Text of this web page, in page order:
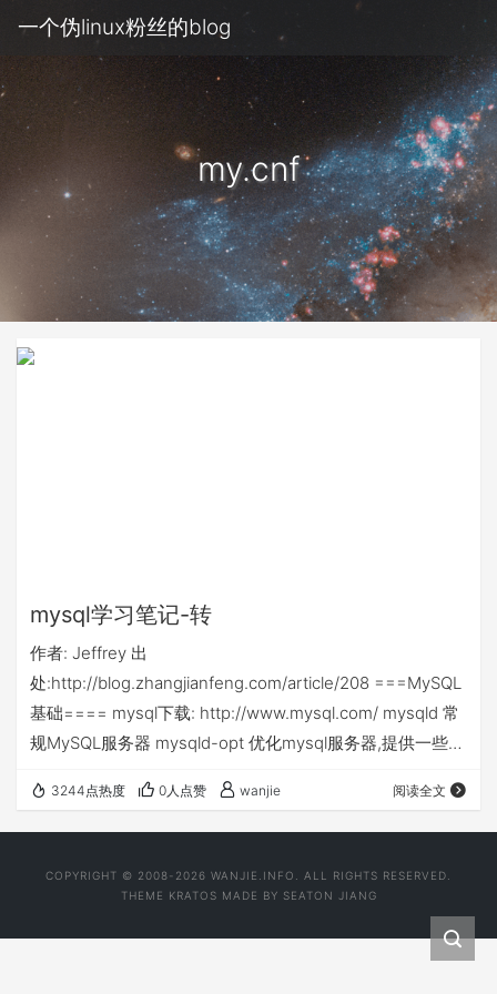
一个伪linux粉丝的blog
my.cnf
mysql学习笔记-转
作者: Jeffrey 出
处:http://blog.zhangjianfeng.com/article/208 ===MySQL
基础==== mysql下载: http://www.mysql.com/ mysqld 常
规MySQL服务器 mysqld-opt 优化mysql服务器,提供一些功
支持更新,更具实验性质的功能(更不稳定) ++安装mysql 参
见自带的INSTALL-SOURCE文件 ./configure –
3244点热度 0人点赞 wanjie 阅读全文
COPYRIGHT © 2008-2026 WANJIE.INFO. ALL RIGHTS RESERVED.
THEME KRATOS MADE BY SEATON JIANG